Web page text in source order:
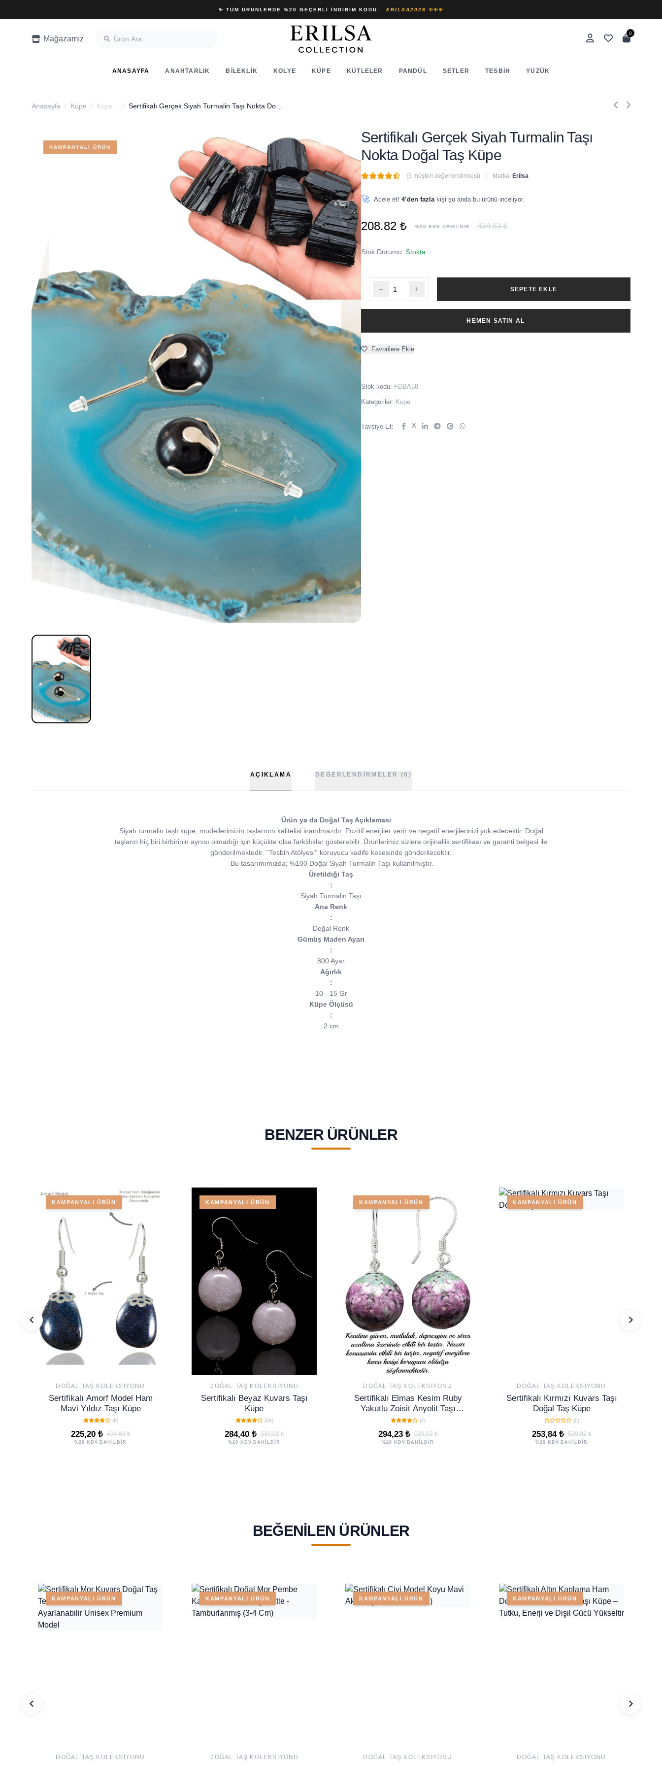
✨ TÜM ÜRÜNLERDE %20 GEÇERLI İNDIRIM KODU: ERILSA2026 ✨✨✨
Mağazamız
0
ANASAYFA ANAHTARLIK BILEKLIK KOLYE KÜPE KÜTLELER PANDÜL SETLER TESBIH YÜZÜK
Anasayfa / Küpe / Küpe... /
KAMPANYALI ÜRÜN
Sertifikalı Gerçek Siyah Turmalin Taşı
Nokta Doğal Taş Küpe
(5 müşteri değerlendirmesi) Marka: Erilsa
🔥
🚀 Acele et! 4’den fazlakişi şu anda bu ürünü inceliyor.
208.82 ₺ %20 KDV DAHİLDİR 434.83 ₺
Stok Durumu: Stokta
SEPETE EKLE
HEMEN SATIN AL
Favorilere Ekle
Stok kodu: FDBA58
Kategoriler: Küpe
Tavsiye Et: X
AÇIKLAMA DEĞERLENDIRMELER (0)
Ürün ya da Doğal Taş Açıklaması
Siyah turmalin taşlı küpe, modellerimizin taşlarının kalitelisi inanılmazdır. Pozitif enerjiler verir ve negatif enerjilerinizi yok edecektir. Doğal
taşların hiç biri birbirinin aynısı olmadığı için küçükte olsa farklılıklar gösterebilir. Ürünlerimiz sizlere orijinallik sertifikası ve garanti belgesi ile
gönderilmektedir. ''Tesbih Atölyesi'' koruyucu kadife kesesinde gönderilecektir.
Bu tasarımımızda; %100 Doğal Siyah Turmalin Taşı kullanılmıştır.
Üretildiği Taş
:
Siyah Turmalin Taşı
Ana Renk
:
Doğal Renk
Gümüş Maden Ayarı
:
800 Ayar
Ağırlık
:
10 - 15 Gr
Küpe Ölçüsü
:
2 cm
BENZER ÜRÜNLER
KAMPANYALI ÜRÜN
DOĞAL TAŞ KOLEKSIYONU
Sertifikalı Amorf Model Ham
Mavi Yıldız Taşı Küpe
(8)
225,20 ₺ 434,83 ₺
%20 KDV DAHİLDİR
KAMPANYALI ÜRÜN
DOĞAL TAŞ KOLEKSIYONU
Sertifikalı Beyaz Kuvars Taşı
Küpe
(28)
284,40 ₺ 539,02 ₺
%20 KDV DAHİLDİR
KAMPANYALI ÜRÜN
DOĞAL TAŞ KOLEKSIYONU
Sertifikalı Elmas Kesim Ruby
Yakutlu Zoisit Anyolit Taşı
Doğal Taş Küpe
(7)
294,23 ₺ 539,02 ₺
%20 KDV DAHİLDİR
KAMPANYALI ÜRÜN
DOĞAL TAŞ KOLEKSIYONU
Sertifikalı Kırmızı Kuvars Taşı
Doğal Taş Küpe
(0)
253,84 ₺ 539,02 ₺
%20 KDV DAHİLDİR
BEĞENILEN ÜRÜNLER
KAMPANYALI ÜRÜN
DOĞAL TAŞ KOLEKSIYONU
KAMPANYALI ÜRÜN
DOĞAL TAŞ KOLEKSIYONU
KAMPANYALI ÜRÜN
DOĞAL TAŞ KOLEKSIYONU
KAMPANYALI ÜRÜN
DOĞAL TAŞ KOLEKSIYONU